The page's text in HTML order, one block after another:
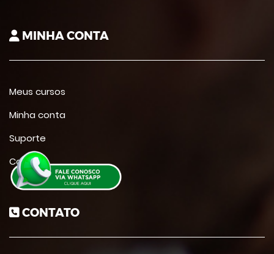
MINHA CONTA
Meus cursos
Minha conta
Suporte
Contato
CONTATO